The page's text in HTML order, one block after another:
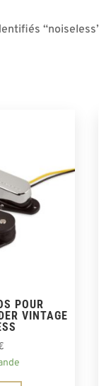
POUR
VINTAGE